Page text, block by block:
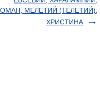
МЕЛЕТИЙ (ТЕЛЕТИЙ),
ХРИСТИНА